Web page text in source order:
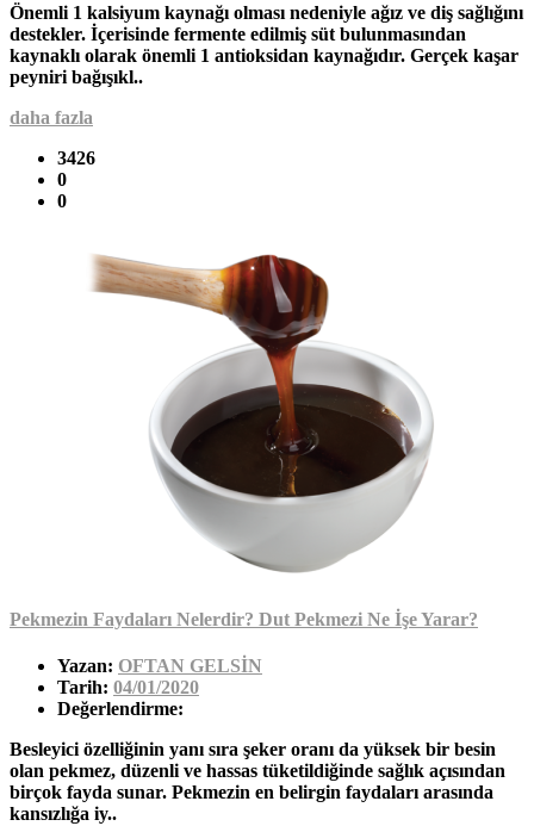
Önemli 1 kalsiyum kaynağı olması nedeniyle ağız ve diş sağlığını
destekler. İçerisinde fermente edilmiş süt bulunmasından
kaynaklı olarak önemli 1 antioksidan kaynağıdır. Gerçek kaşar
peyniri bağışıkl..
daha fazla
3426
0
0
Pekmezin Faydaları Nelerdir? Dut Pekmezi Ne İşe Yarar?
Yazan: OFTAN GELSİN
Tarih: 04/01/2020
Değerlendirme:
Besleyici özelliğinin yanı sıra şeker oranı da yüksek bir besin
olan pekmez, düzenli ve hassas tüketildiğinde sağlık açısından
birçok fayda sunar. Pekmezin en belirgin faydaları arasında
kansızlığa iy..